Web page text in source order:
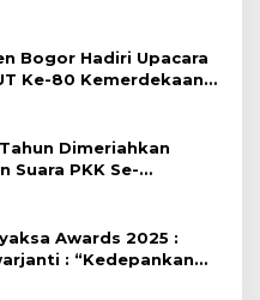
Bogor Hadiri Upacara
Ke-80 Kemerdekaan
Tegar Beriman
Dimeriahkan
Suara PKK Se-
Awards 2025 :
: “Kedepankan
Wujudkan